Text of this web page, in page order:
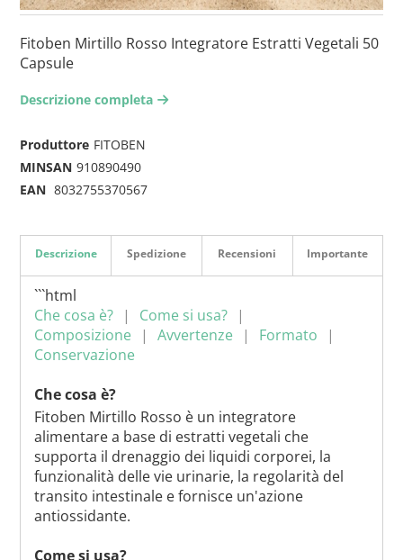
Fitoben Mirtillo Rosso Integratore Estratti Vegetali 50
Capsule
Descrizione completa arrow-right2
Produttore FITOBEN
MINSAN 910890490
EAN 8032755370567
Descrizione
```html
Che cosa è?
Come si usa?
Composizione
Avvertenze
Formato
Conservazione
Che cosa è?
Fitoben Mirtillo Rosso è un integratore
alimentare a base di estratti vegetali che
supporta il drenaggio dei liquidi corporei, la
funzionalità delle vie urinarie, la regolarità del
transito intestinale e fornisce un'azione
antiossidante.
Come si usa?
Spedizione Recensioni Importante